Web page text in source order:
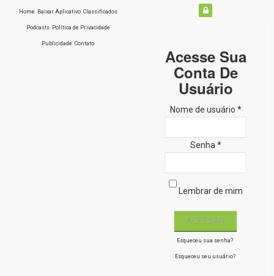
Home Baixar Aplicativo Classificados
Podcasts Política de Privacidade
Publicidade Contato
Acesse Sua
Conta De
Usuário
Nome de usuário *
Senha *
Lembrar de mim
Esqueceu sua senha?
Esqueceu seu usuário?